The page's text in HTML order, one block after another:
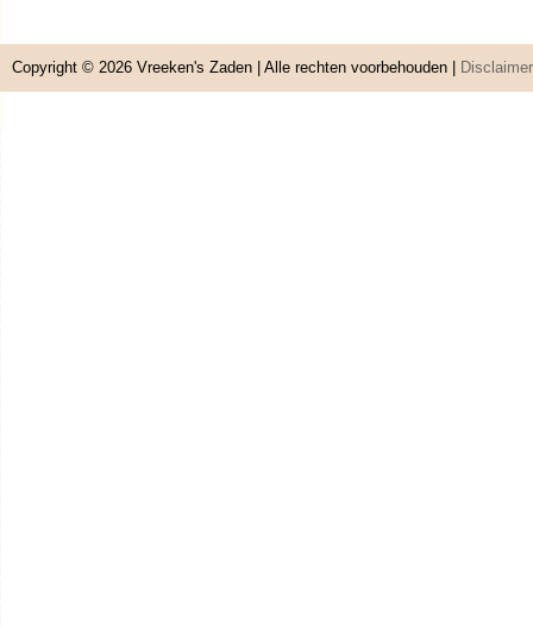
Copyright © 2026 Vreeken's Zaden | Alle rechten voorbehouden | Disclaimer